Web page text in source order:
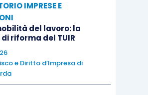
delle quote
effettivo in forza della
legale(ipotesi che invece
con la sigla TRA).
questi temi saranno affrontati
IMPRESE E
del lavoro: la
riforma del TUIR
e Diritto d’Impresa di